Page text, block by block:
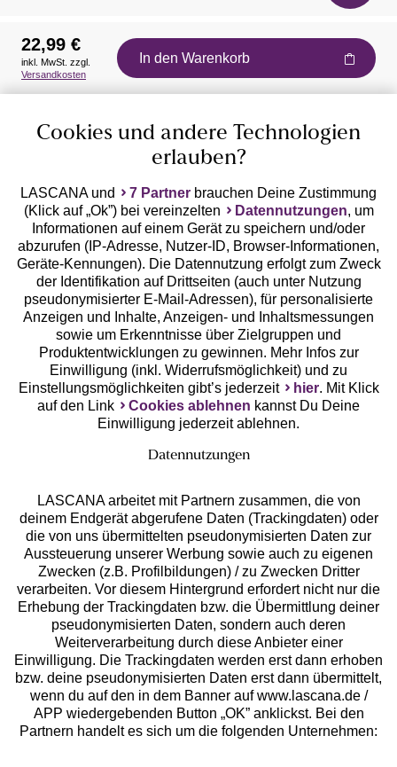
Auszeichnungen
Geprüfte Sicherheit
Unsere Apps
Services
Beratung
Über uns
Rechtliches
22,99 €
inkl. MwSt. zzgl.
Versandkosten
In den Warenkorb
Cookies und andere Technologien
erlauben?
LASCANA und 7 Partner brauchen Deine Zustimmung
(Klick auf „Ok”) bei vereinzelten
Datennutzungen, um
Informationen auf einem Gerät zu speichern und/oder
abzurufen (IP-Adresse, Nutzer-ID, Browser-Informationen,
Geräte-Kennungen). Die Datennutzung erfolgt zum Zweck
der Identifikation auf Drittseiten (auch unter Nutzung
pseudonymisierter E-Mail-Adressen), für personalisierte
Anzeigen und Inhalte, Anzeigen- und Inhaltsmessungen
sowie um Erkenntnisse über Zielgruppen und
Produktentwicklungen zu gewinnen. Mehr Infos zur
Einwilligung (inkl. Widerrufsmöglichkeit) und zu
Einstellungsmöglichkeiten gibt’s jederzeit
hier. Mit Klick
auf den Link
Cookies ablehnen kannst Du Deine
Einwilligung jederzeit ablehnen.
Datennutzungen
LASCANA arbeitet mit Partnern zusammen, die von
deinem Endgerät abgerufene Daten (Trackingdaten) oder
die von uns übermittelten pseudonymisierten Daten zur
Aussteuerung unserer Werbung sowie auch zu eigenen
Zwecken (z.B. Profilbildungen) / zu Zwecken Dritter
verarbeiten. Vor diesem Hintergrund erfordert nicht nur die
Erhebung der Trackingdaten bzw. die Übermittlung deiner
pseudonymisierten Daten, sondern auch deren
Weiterverarbeitung durch diese Anbieter einer
Einwilligung. Die Trackingdaten werden erst dann erhoben
bzw. deine pseudonymisierten Daten erst dann übermittelt,
wenn du auf den in dem Banner auf www.lascana.de /
APP wiedergebenden Button „OK” anklickst. Bei den
Partnern handelt es sich um die folgenden Unternehmen: